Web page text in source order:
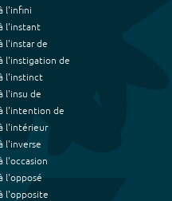
l'infini
l'instant
l'instar de
l'instigation de
l'instinct
l'insu de
l'intention de
l'intérieur
l'inverse
l'occasion
l'opposé
l'opposite